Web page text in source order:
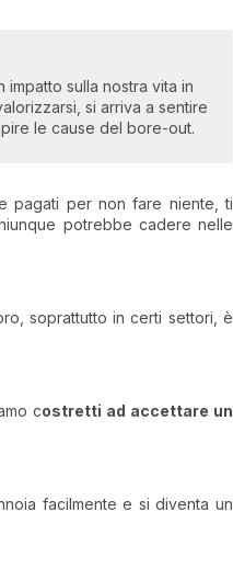
sulla nostra vita in
si arriva a sentire
le cause del bore-out.
pagati per non fare niente, ti
potrebbe cadere nelle
soprattutto in certi settori, è
costretti ad accettare un
facilmente e si diventa un